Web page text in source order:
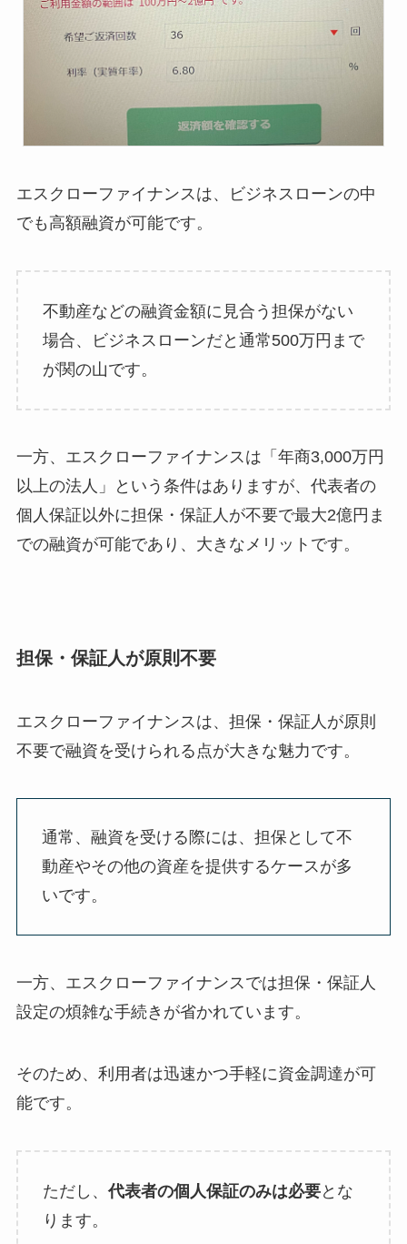
エスクローファイナンスは、ビジネスローンの中
でも高額融資が可能です。
不動産などの融資金額に見合う担保がない
場合、ビジネスローンだと通常500万円まで
が関の山です。
一方、エスクローファイナンスは「年商3,000万円
以上の法人」という条件はありますが、代表者の
個人保証以外に担保・保証人が不要で最大2億円ま
での融資が可能であり、大きなメリットです。
担保・保証人が原則不要
エスクローファイナンスは、担保・保証人が原則
不要で融資を受けられる点が大きな魅力です。
通常、融資を受ける際には、担保として不
動産やその他の資産を提供するケースが多
いです。
一方、エスクローファイナンスでは担保・保証人
設定の煩雑な手続きが省かれています。
そのため、利用者は迅速かつ手軽に資金調達が可
能です。
ただし、 代表者の個人保証のみは必要とな
ります。